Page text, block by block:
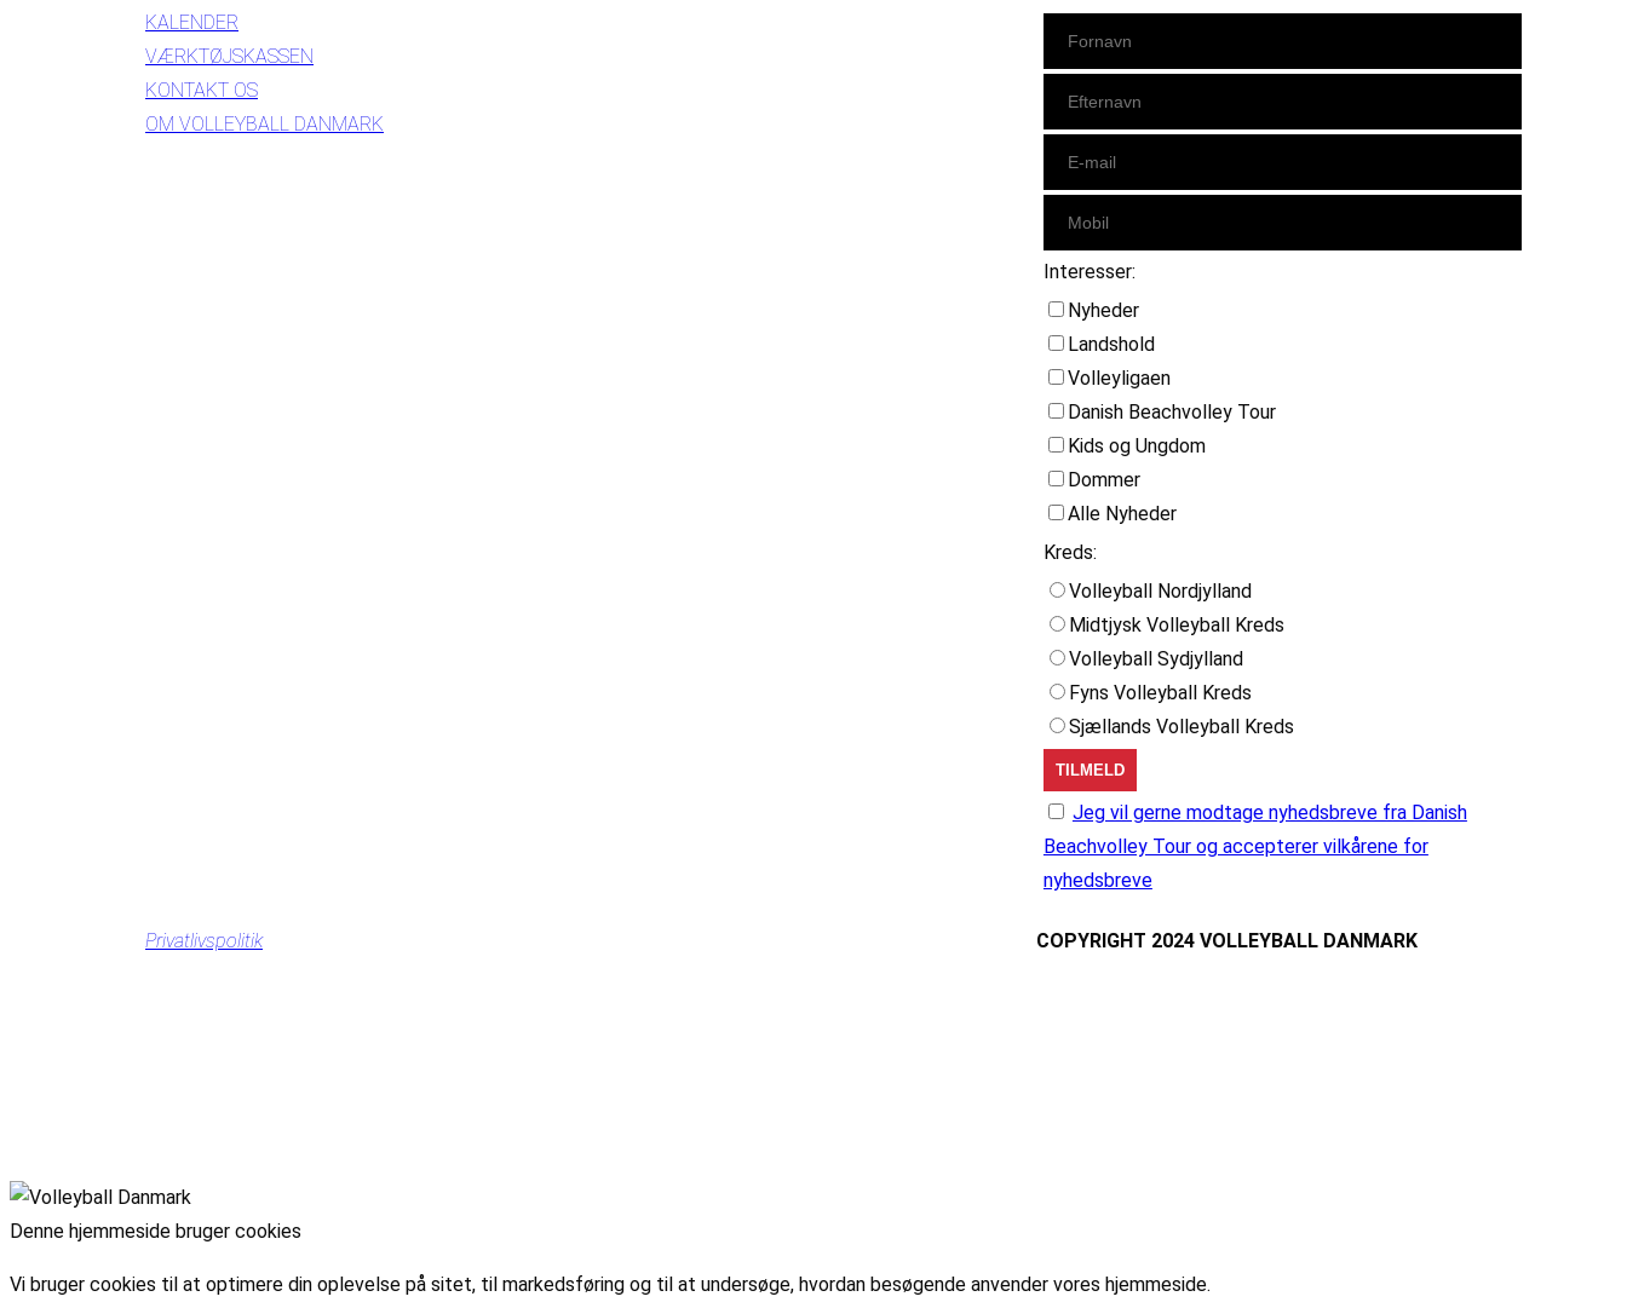
KALENDER
VÆRKTØJSKASSEN
KONTAKT OS
OM VOLLEYBALL DANMARK
Interesser:
Nyheder
Landshold
Volleyligaen
Danish Beachvolley Tour
Kids og Ungdom
Dommer
Alle Nyheder
Kreds:
Volleyball Nordjylland
Midtjysk Volleyball Kreds
Volleyball Sydjylland
Fyns Volleyball Kreds
Sjællands Volleyball Kreds
Jeg vil gerne modtage nyhedsbreve fra Danish
Beachvolley Tour og accepterer vilkårene for
nyhedsbreve
Privatlivspolitik COPYRIGHT 2024 VOLLEYBALL DANMARK
Denne hjemmeside bruger cookies
Vi bruger cookies til at optimere din oplevelse på sitet, til markedsføring og til at undersøge, hvordan besøgende anvender vores hjemmeside.